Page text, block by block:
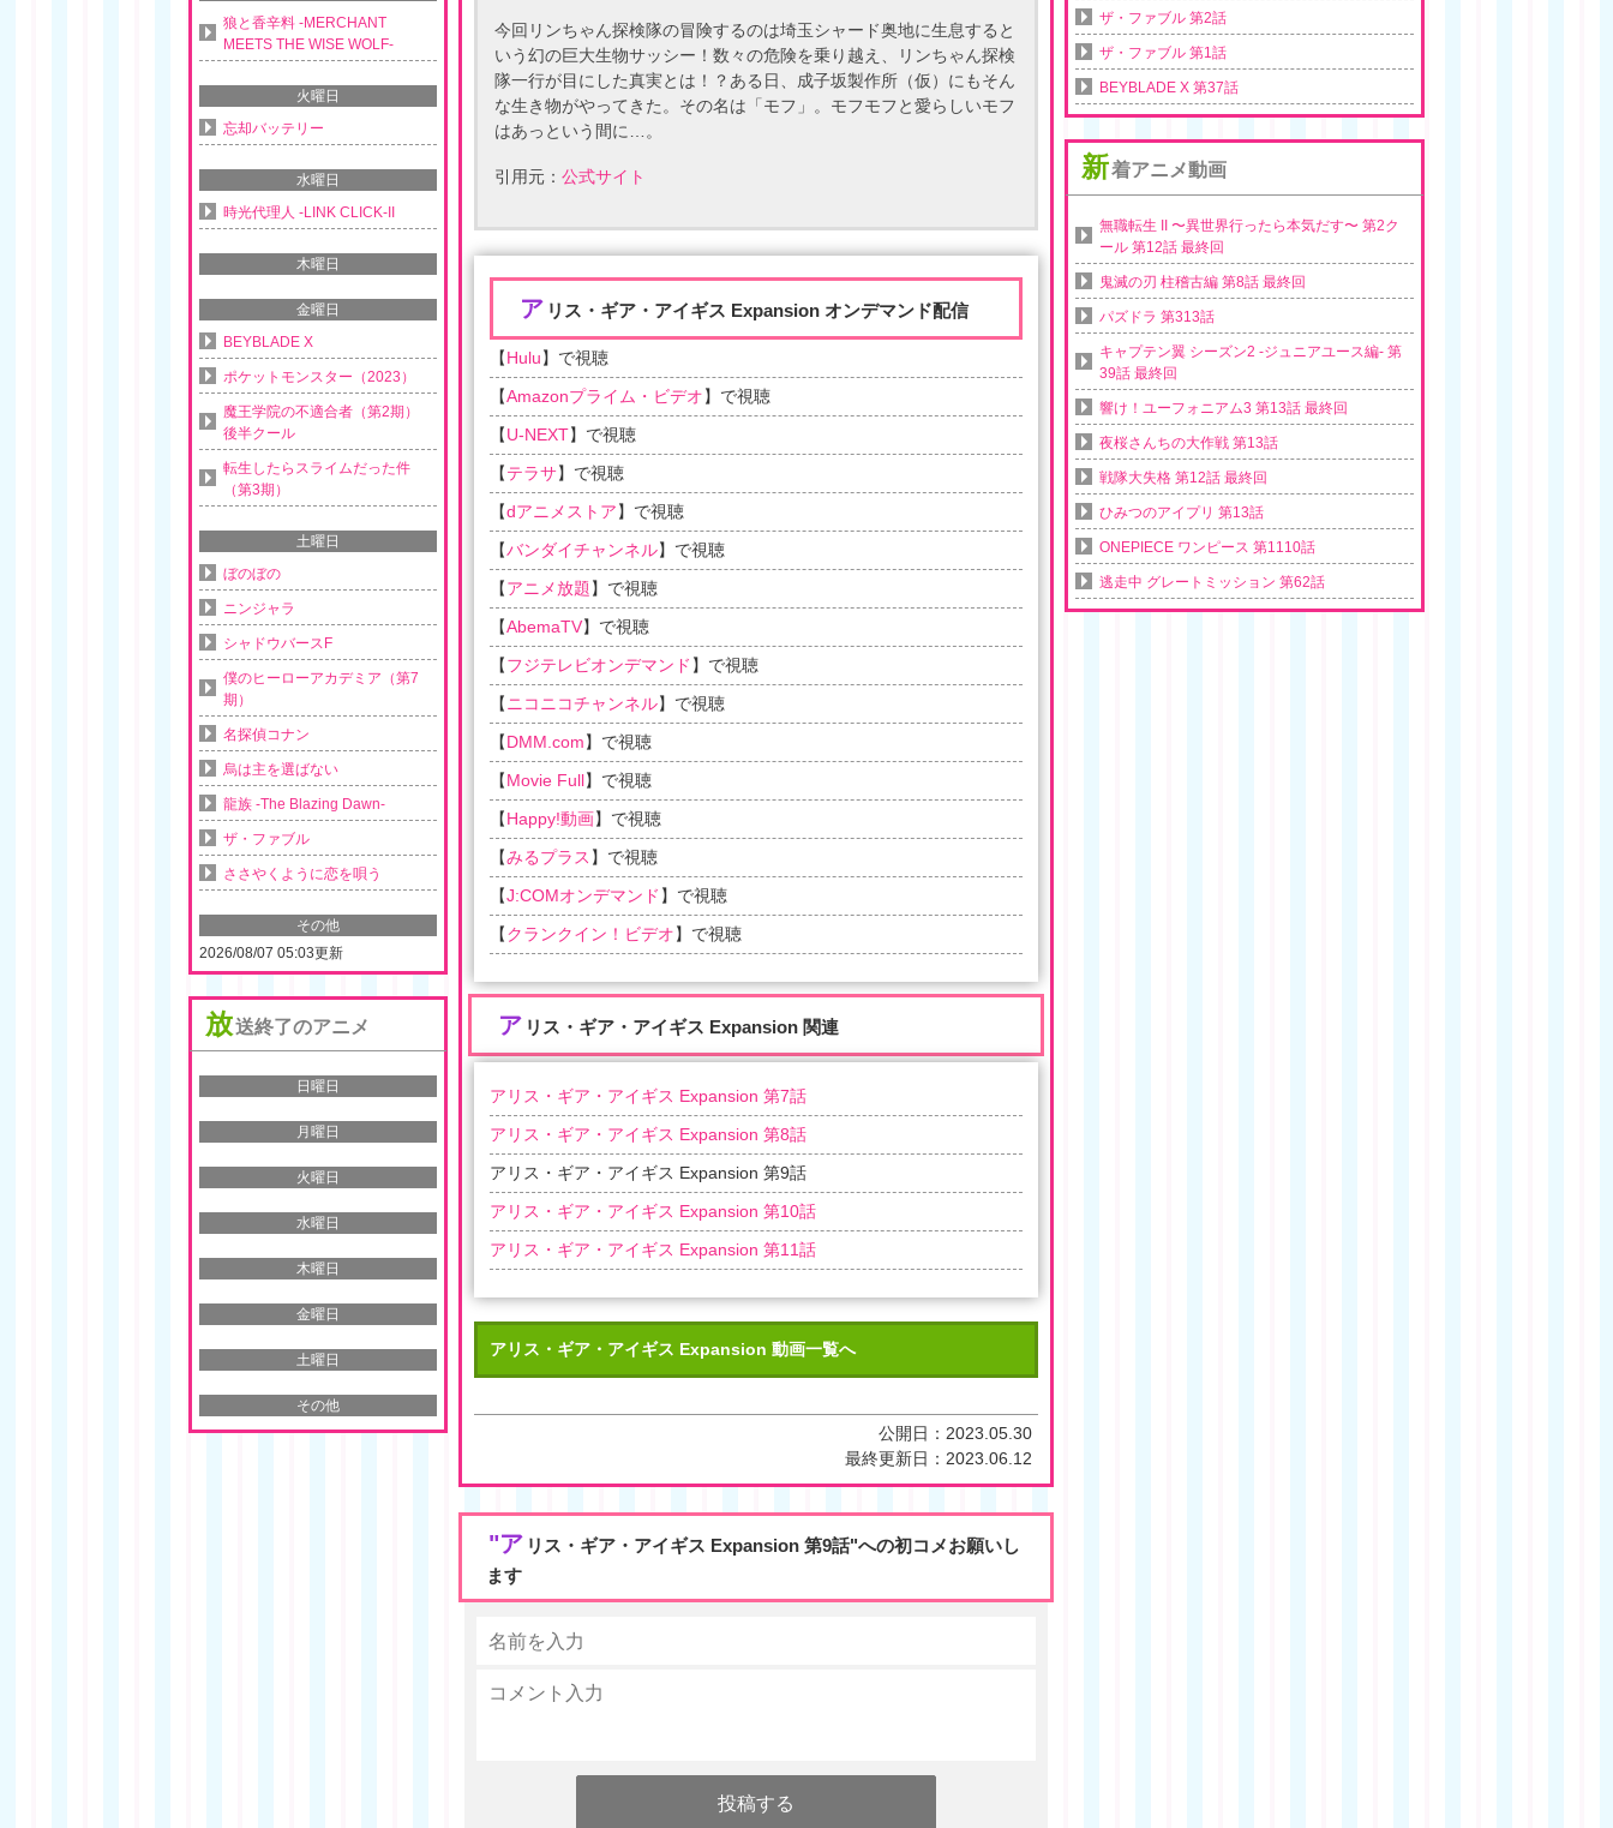
今回リンちゃん探検隊の冒険するのは埼玉シャード奥地に生息すると
いう幻の巨大生物サッシー！数々の危険を乗り越え、リンちゃん探検
隊一行が目にした真実とは！？ある日、成子坂製作所（仮）にもそん
な生き物がやってきた。その名は「モフ」。モフモフと愛らしいモフ
はあっという間に…。
引用元： 公式サイト
ア リス・ギア・アイギス Expansion オンデマンド配信
【Hulu】で視聴
【Amazonプライム・ビデオ】で視聴
【U-NEXT】で視聴
【テラサ】で視聴
【dアニメストア】で視聴
【バンダイチャンネル】で視聴
【アニメ放題】で視聴
【AbemaTV】で視聴
【フジテレビオンデマンド 】で視聴
【ニコニコチャンネル】で視聴
【DMM.com】で視聴
【Movie Full】で視聴
【Happy!動画】で視聴
【みるプラス 】で視聴
【J:COMオンデマンド 】で視聴
【クランクイン！ビデオ】で視聴
ア リス・ギア・アイギス Expansion 関連
アリス・ギア・アイギス Expansion 第7話
アリス・ギア・アイギス Expansion 第8話
アリス・ギア・アイギス Expansion 第9話
アリス・ギア・アイギス Expansion 第10話
アリス・ギア・アイギス Expansion 第11話
アリス・ギア・アイギス Expansion 動画一覧へ
公開日： 2023.05.30
最終更新日： 2023.06.12
"ア リス・ギア・アイギス Expansion 第9話"への初コメお願いし
ます
狼と香辛料 -MERCHANT
MEETS THE WISE WOLF-
火曜日
忘却バッテリー
水曜日
時光代理人 -LINK CLICK-II
木曜日
金曜日
BEYBLADE X
ポケットモンスター（2023）
魔王学院の不適合者（第2期）
後半クール
転生したらスライムだった件
（第3期）
土曜日
ぼのぼの
ニンジャラ
シャドウバースF
僕のヒーローアカデミア（第7
期）
名探偵コナン
烏は主を選ばない
龍族 -The Blazing Dawn-
ザ・ファブル
ささやくように恋を唄う
その他
2026/08/07 05:03更新
放送終了のアニメ
日曜日
月曜日
火曜日
水曜日
木曜日
金曜日
土曜日
その他
ザ・ファブル 第2話
ザ・ファブル 第1話
BEYBLADE X 第37話
新着アニメ動画
無職転生 II 〜異世界行ったら本気だす〜 第2ク
ール 第12話 最終回
鬼滅の刃 柱稽古編 第8話 最終回
パズドラ 第313話
キャプテン翼 シーズン2 -ジュニアユース編- 第
39話 最終回
響け！ユーフォニアム3 第13話 最終回
夜桜さんちの大作戦 第13話
戦隊大失格 第12話 最終回
ひみつのアイプリ 第13話
ONEPIECE ワンピース 第1110話
逃走中 グレートミッション 第62話